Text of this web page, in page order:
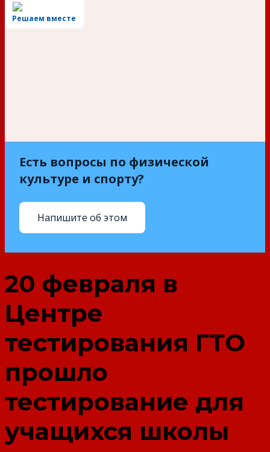
Решаем вместе
Есть вопросы по физической
культуре и спорту?
Напишите об этом
20 февраля в
Центре
тестирования ГТО
прошло
тестирование для
учащихся школы